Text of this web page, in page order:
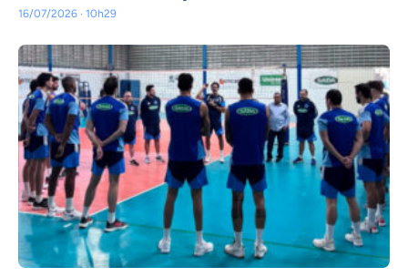
16/07/2026 · 10h29